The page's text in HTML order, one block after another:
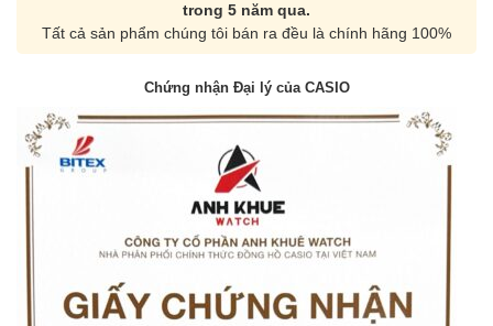
trong 5 năm qua.
Tất cả sản phẩm chúng tôi bán ra đều là chính hãng 100%
Chứng nhận Đại lý của CASIO